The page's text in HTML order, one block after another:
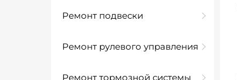
Ремонт подвески
Ремонт рулевого управления
Ремонт тормозной системы